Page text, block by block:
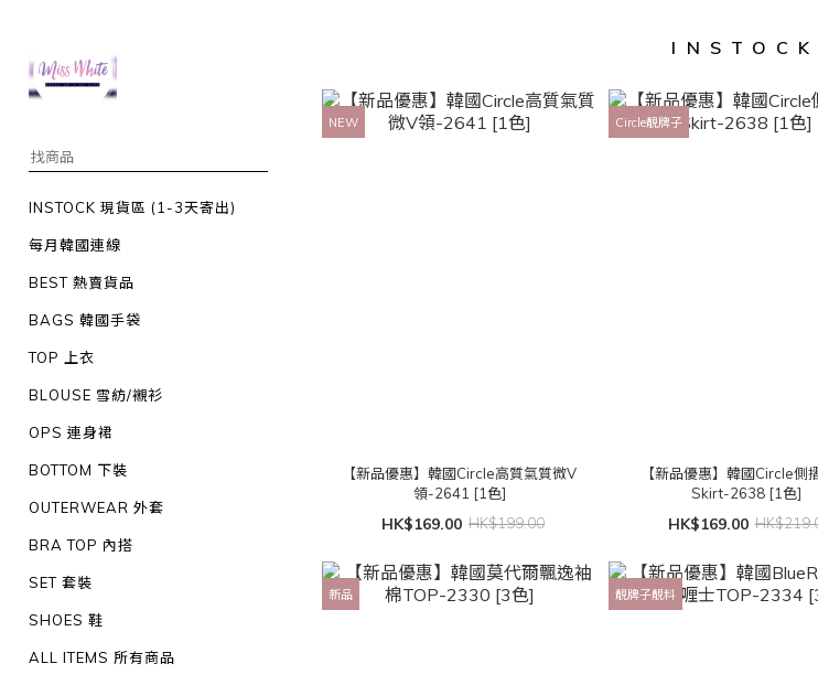
INSTOCK 現貨區 (1-3天寄出)
每月韓國連線
BEST 熱賣貨品
BAGS 韓國手袋
TOP 上衣
BLOUSE 雪紡/襯衫
OPS 連身裙
BOTTOM 下裝
OUTERWEAR 外套
BRA TOP 內搭
SET 套裝
SHOES 鞋
ALL ITEMS 所有商品
NEW
【新品優惠】韓國Circle高質氣質微V
領-2641 [1色]
HK$169.00 HK$199.00
Circle靚牌子
【新品優惠】韓國Circle側
Skirt-2638 [1色]
HK$169.00
新品 靚牌子靚料